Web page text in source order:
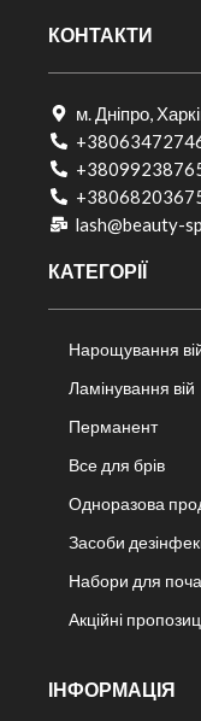
КОНТАКТИ
м. Дніпро,
lash@beauty-
КАТЕГОРІЇ
Нарощування
Ламінування вій
Перманент
Все для брів
Одноразова
Засоби
Набори для
Акційні
ІНФОРМАЦІЯ